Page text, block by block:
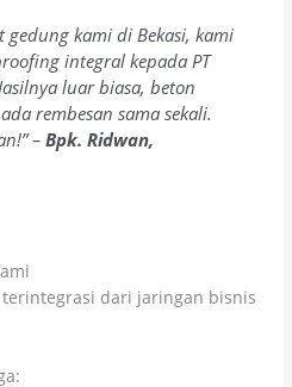
gedung kami di Bekasi, kami
integral kepada PT
luar biasa, beton
rembesan sama sekali.
–Bpk. Ridwan,
dari jaringan bisnis